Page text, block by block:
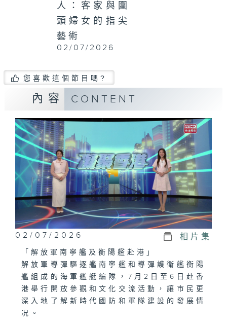
人：客家與圍
頭婦女的指尖
藝術
02/07/2026
您喜歡這個節目嗎?
內容 CONTENT
02/07/2026 相片集
「解放軍南寧艦及衡陽艦赴港」
解放軍導彈驅逐艦南寧艦和導彈護衛艦衡陽
艦組成的海軍艦艇編隊，7月2日至6日赴香
港舉行開放參觀和文化交流活動，讓市民更
深入地了解新時代國防和軍隊建設的發展情
况。